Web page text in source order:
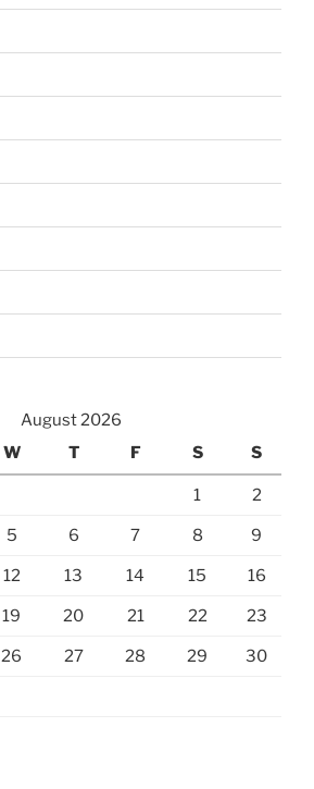
August 2026
W T F S S
1 2
5 6 7 8 9
12 13 14 15 16
19 20 21 22 23
26 27 28 29 30